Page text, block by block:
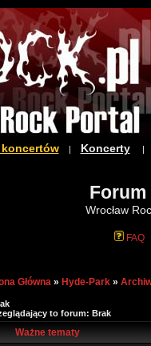
koncertów| Koncerty|
Forum
Wrocław
FAQ
Główna » Hyde-Park »
to forum: Brak
Ważne tematy